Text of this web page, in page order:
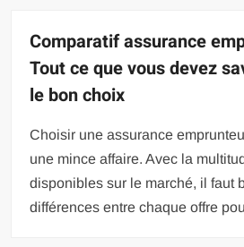
Comparatif assurance
Tout ce que vous devez
le bon choix
Choisir une assurance
une mince affaire. Avec la
disponibles sur le marché, il faut
différences entre chaque offre